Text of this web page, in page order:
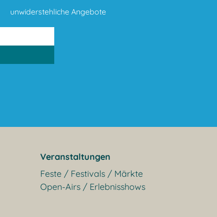
unwiderstehliche Angebote
Veranstaltungen
Feste / Festivals / Märkte
Open-Airs / Erlebnisshows